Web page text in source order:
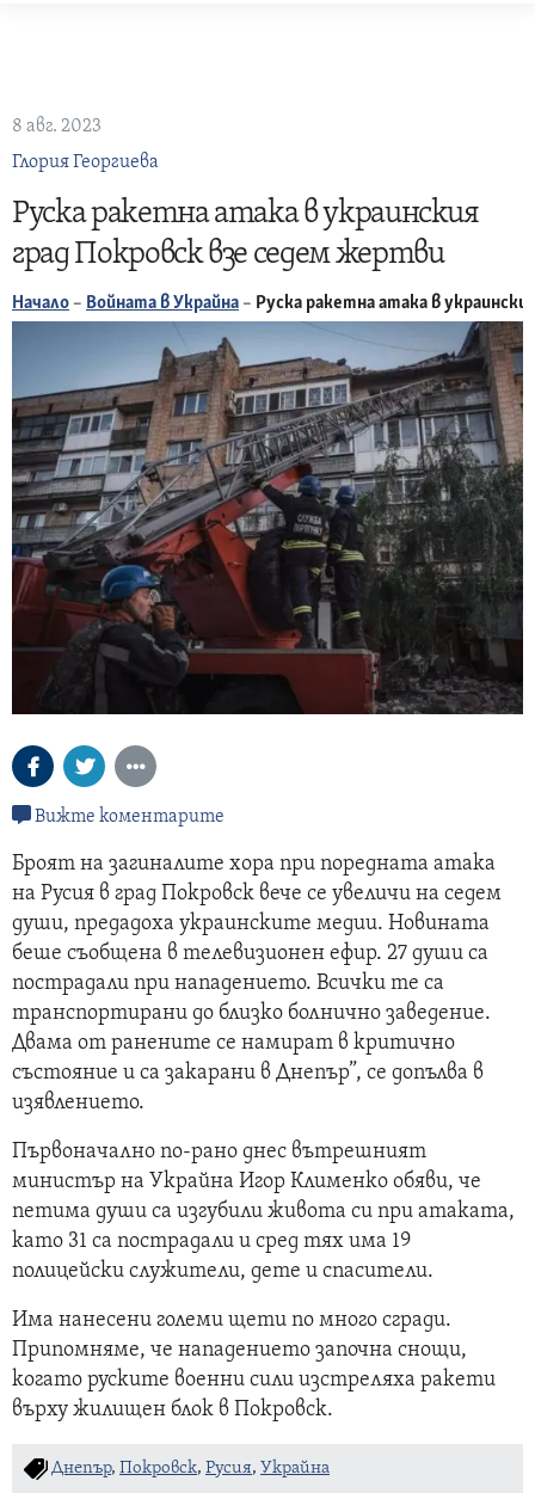
8 авг. 2023
Глория Георгиева
Руска ракетна атака в украинския
град Покровск взе седем жертви
Начало – Войната в Украйна – Руска ракетна атака в
Вижте коментарите
Броят на загиналите хора при поредната атака
на Русия в град Покровск вече се увеличи на седем
души, предадоха украинските медии. Новината
беше съобщена в телевизионен ефир. 27 души са
пострадали при нападението. Всички те са
транспортирани до близко болнично заведение.
Двама от ранените се намират в критично
състояние и са закарани в Днепър”, се допълва в
изявлението.
Първоначално по-рано днес вътрешният
министър на Украйна Игор Клименко обяви, че
петима души са изгубили живота си при атаката,
като 31 са пострадали и сред тях има 19
полицейски служители, дете и спасители.
Има нанесени големи щети по много сгради.
Припомняме, че нападението започна снощи,
когато руските военни сили изстреляха ракети
върху жилищен блок в Покровск.
Днепър, Покровск, Русия, Украйна